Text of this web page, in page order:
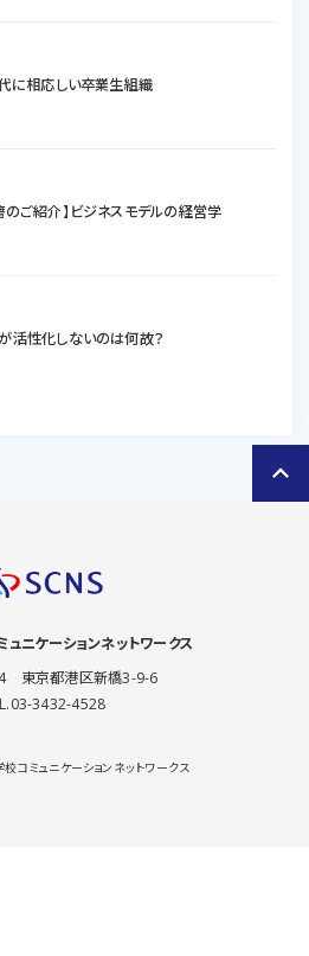
に相応しい卒業生組織
のご紹介】ビジネスモデルの経営学
活性化しないのは何故？
ュニケーションネットワークス
東京都港区新橋3-9-6
3432-4528
コミュニケーションネットワークス
keyboard_arrow_up